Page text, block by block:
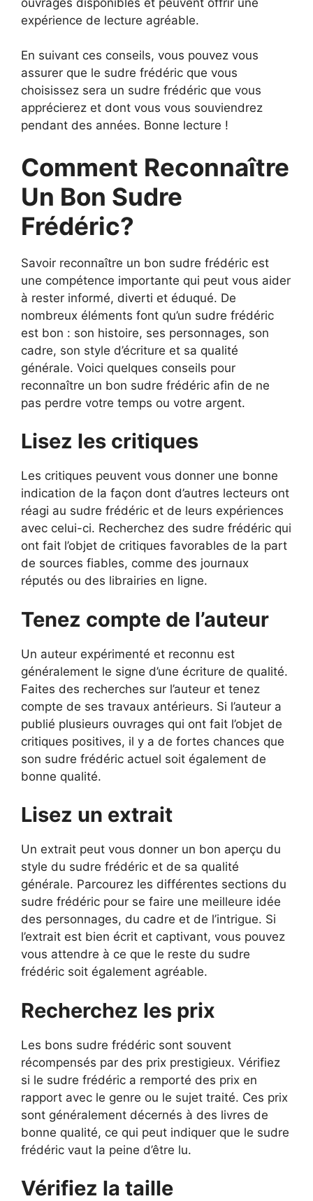
expérience de lecture agréable.
En suivant ces conseils, vous pouvez vous
assurer que le sudre frédéric que vous
choisissez sera un sudre frédéric que vous
apprécierez et dont vous vous souviendrez
pendant des années. Bonne lecture !
Comment Reconnaître
Un Bon Sudre
Frédéric?
Savoir reconnaître un bon sudre frédéric est
une compétence importante qui peut vous aider
à rester informé, diverti et éduqué. De
nombreux éléments font qu’un sudre frédéric
est bon : son histoire, ses personnages, son
cadre, son style d’écriture et sa qualité
générale. Voici quelques conseils pour
reconnaître un bon sudre frédéric afin de ne
pas perdre votre temps ou votre argent.
Lisez les critiques
Les critiques peuvent vous donner une bonne
indication de la façon dont d’autres lecteurs ont
réagi au sudre frédéric et de leurs expériences
avec celui-ci. Recherchez des sudre frédéric qui
ont fait l’objet de critiques favorables de la part
de sources fiables, comme des journaux
réputés ou des librairies en ligne.
Tenez compte de l’auteur
Un auteur expérimenté et reconnu est
généralement le signe d’une écriture de qualité.
Faites des recherches sur l’auteur et tenez
compte de ses travaux antérieurs. Si l’auteur a
publié plusieurs ouvrages qui ont fait l’objet de
critiques positives, il y a de fortes chances que
son sudre frédéric actuel soit également de
bonne qualité.
Lisez un extrait
Un extrait peut vous donner un bon aperçu du
style du sudre frédéric et de sa qualité
générale. Parcourez les différentes sections du
sudre frédéric pour se faire une meilleure idée
des personnages, du cadre et de l’intrigue. Si
l’extrait est bien écrit et captivant, vous pouvez
vous attendre à ce que le reste du sudre
frédéric soit également agréable.
Recherchez les prix
Les bons sudre frédéric sont souvent
récompensés par des prix prestigieux. Vérifiez
si le sudre frédéric a remporté des prix en
rapport avec le genre ou le sujet traité. Ces prix
sont généralement décernés à des livres de
bonne qualité, ce qui peut indiquer que le sudre
frédéric vaut la peine d’être lu.
Vérifiez la taille